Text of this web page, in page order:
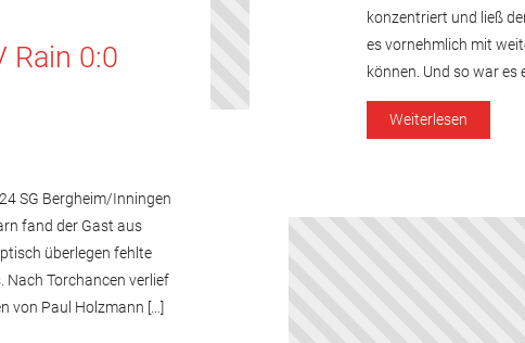
Rain 0:0
SG Bergheim/Inningen
fand der Gast aus
überlegen fehlte
Nach Torchancen verlief
von Paul Holzmann […]
konzentriert und ließ
es vornehmlich mit
können. Und so war es
Weiterlesen